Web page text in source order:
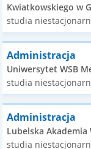
Kwiatkowskiego w
studia
Administracja
Uniwersytet WSB
studia
Administracja
Lubelska Akademia
studia